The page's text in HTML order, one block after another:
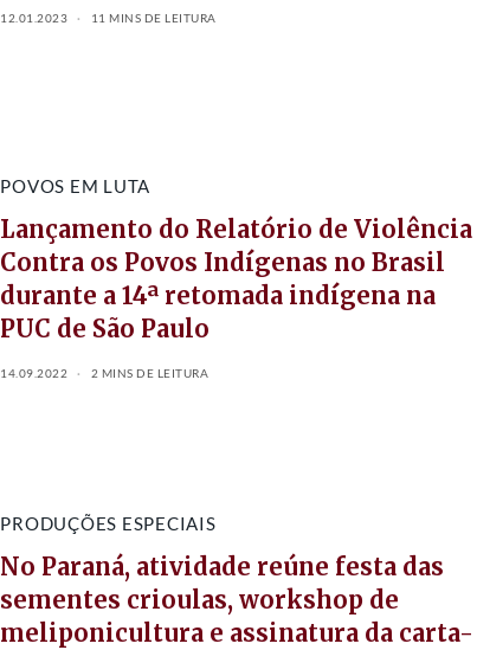
12.01.2023 11 MINS DE LEITURA
POVOS EM LUTA
Lançamento do Relatório de Violência
Contra os Povos Indígenas no Brasil
durante a 14ª retomada indígena na
PUC de São Paulo
14.09.2022 2 MINS DE LEITURA
PRODUÇÕES ESPECIAIS
No Paraná, atividade reúne festa das
sementes crioulas, workshop de
meliponicultura e assinatura da carta-